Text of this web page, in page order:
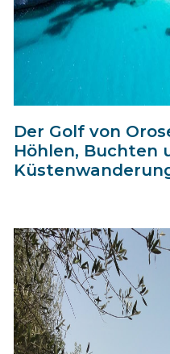
Der Golf von
Höhlen, Buchten